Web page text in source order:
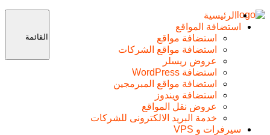
القائمة
الرئيسية
استضافة المواقع
استضافة مواقع
استضافة مواقع الشركات
عروض ريسلر
استضافة WordPress
استضافة مواقع المبرمجين
استضافة ويندوز
عروض نقل المواقع
خدمة البريد الالكترونى للشركات
سيرفرات و VPS